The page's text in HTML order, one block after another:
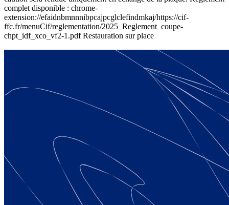
complet disponible : chrome-
extension://efaidnbmnnnibpcajpcglclefindmkaj/https://cif-
ffc.fr/menuCif/reglementation/2025_Reglement_coupe-
chpt_idf_xco_vf2-1.pdf Restauration sur place